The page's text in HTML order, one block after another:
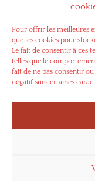
Pour offrir les meilleures
que les cookies pour
Le fait de consentir à ces
telles que le
fait de ne pas consentir
négatif sur certaines